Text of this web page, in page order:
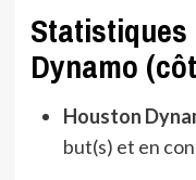
Statistiques
Dynamo
Houston
but(s) et en